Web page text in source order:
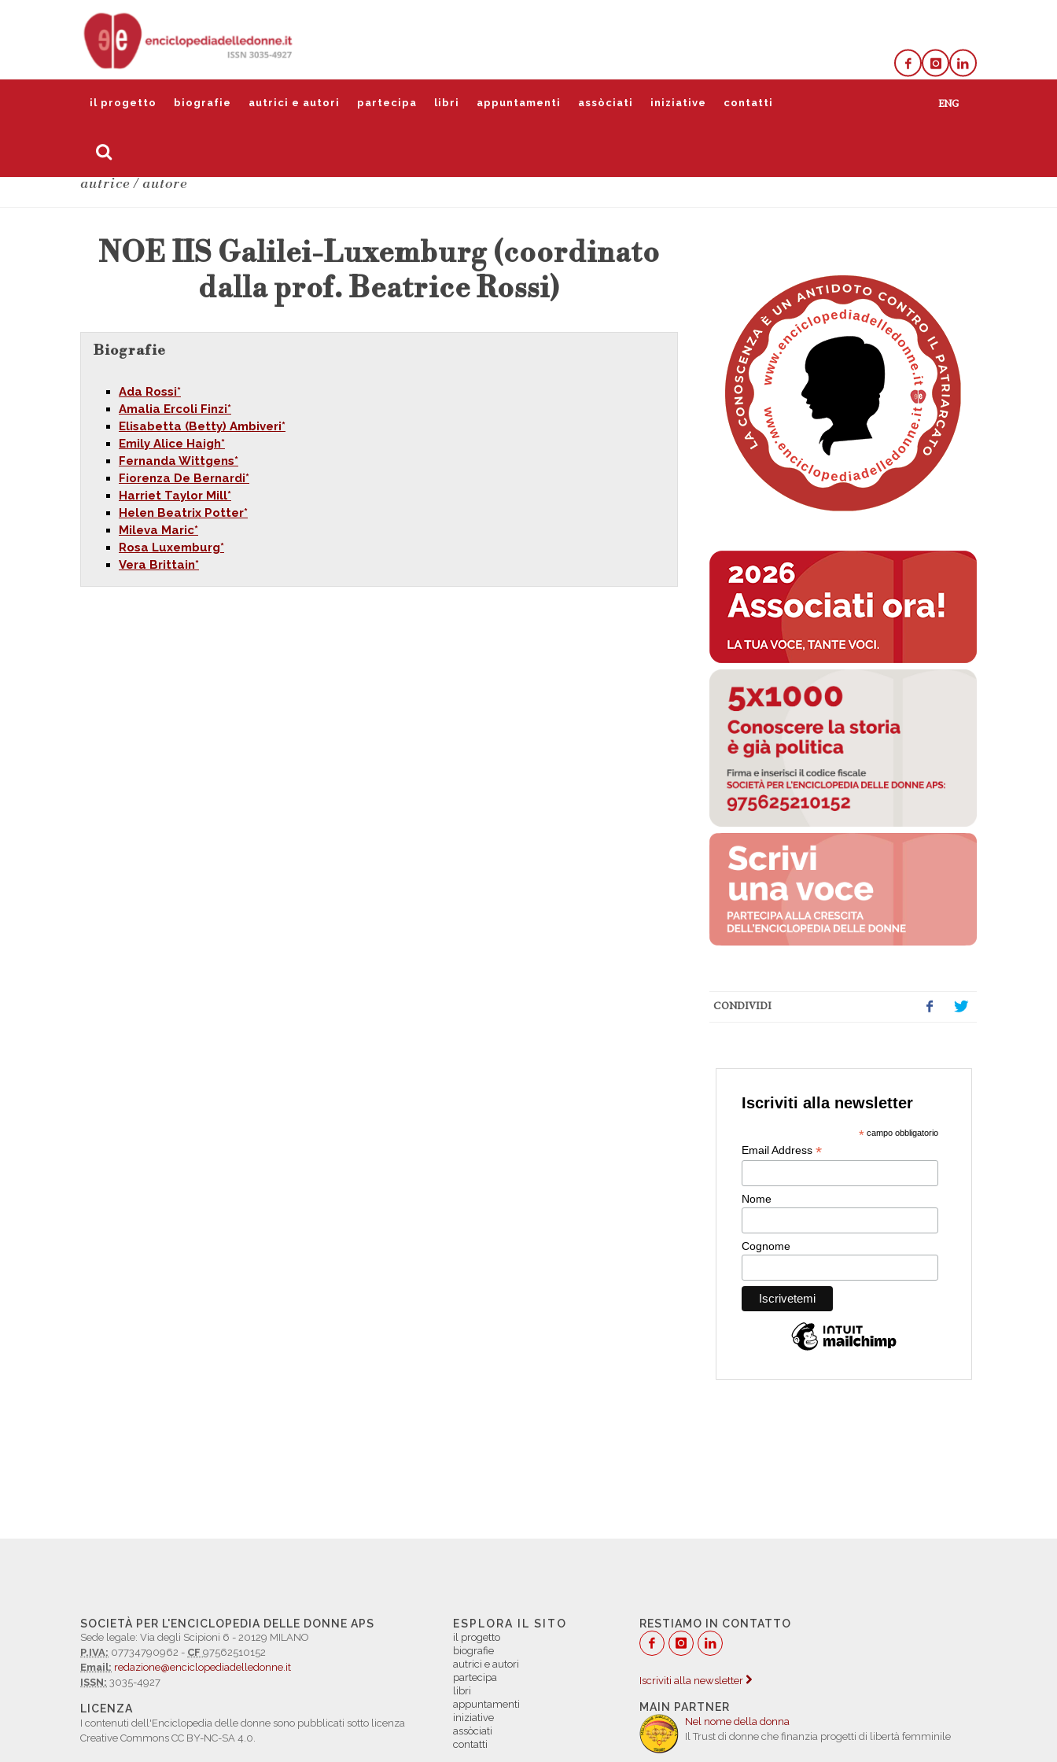
il progetto biografie autrici e autori partecipa libri appuntamenti assòciati iniziative contatti
autrice / autore
CONDIVIDI
NOE IIS Galilei-Luxemburg (coordinato
dalla prof. Beatrice Rossi)
Biografie
Ada Rossi*
Amalia Ercoli Finzi*
Elisabetta (Betty) Ambiveri*
Emily Alice Haigh*
Fernanda Wittgens*
Fiorenza De Bernardi*
Harriet Taylor Mill*
Helen Beatrix Potter*
Mileva Maric*
Rosa Luxemburg*
Vera Brittain*
SOCIETÀ PER L'ENCICLOPEDIA DELLE DONNE APS
Sede legale: Via degli Scipioni 6 - 20129 MILANO
P.IVA: 07734790962 - CF 97562510152
Email: redazione@enciclopediadelledonne.it
ISSN: 3035-4927
LICENZA
I contenuti dell'Enciclopedia delle donne sono pubblicati sotto licenza
Creative Commons CC BY-NC-SA 4.0.
ESPLORA IL SITO
il progetto
biografie
autrici e autori
partecipa
libri
appuntamenti
iniziative
assòciati
contatti
RESTIAMO IN CONTATTO
Iscriviti alla newsletter
MAIN PARTNER
Nel nome della donna
Il Trust di donne che finanzia progetti di libertà femminile